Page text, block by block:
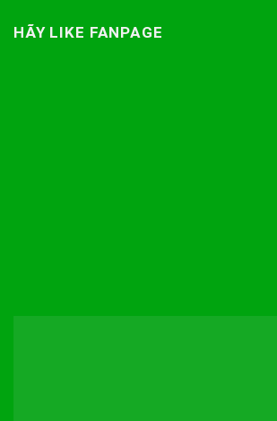
HÃY LIKE FANPAGE